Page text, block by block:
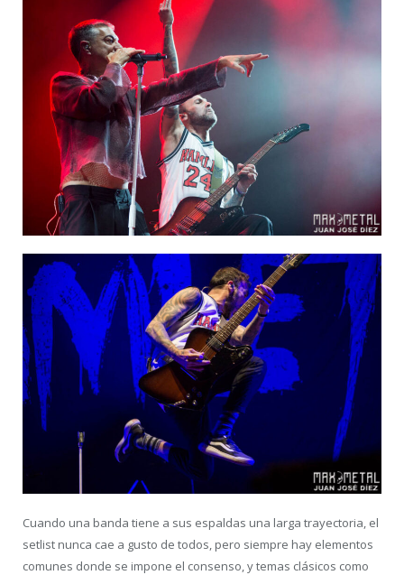
Cuando una banda tiene a sus espaldas una larga trayectoria, el
setlist nunca cae a gusto de todos, pero siempre hay elementos
comunes donde se impone el consenso, y temas clásicos como